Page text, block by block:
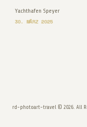
Yachthafen Speyer
30. MÄRZ 2025
rd-photoart-travel © 2026. All